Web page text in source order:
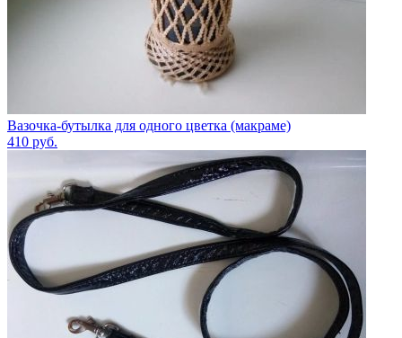
Вазочка-бутылка для одного цветка (макраме)
410 руб.